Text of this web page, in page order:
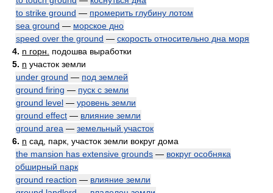
to strike ground — промерить глубину лотом
sea ground — морское дно
speed over the ground — скорость относительно дна моря
4. n горн.
подошва выработки
5. n участок земли
under ground — под землей
ground firing — пуск с земли
ground level — уровень земли
ground effect — влияние земли
ground area — земельный участок
6. n сад, парк, участок земли вокруг дома
the mansion has extensive grounds — вокруг особняка
обширный парк
ground reaction — влияние земли